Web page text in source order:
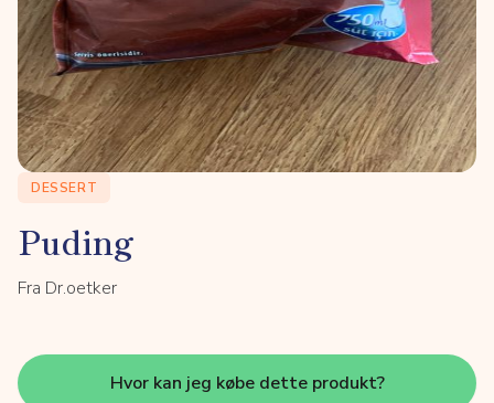
DESSERT
Puding
Fra Dr.oetker
Hvor kan jeg købe dette produkt?